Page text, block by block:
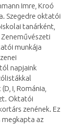
Imre, Kroó
Szegedre oktatói
tanárként,
munkája
napjaink
I, Románia,
Oktatói
zenének. Ez
megkapta az